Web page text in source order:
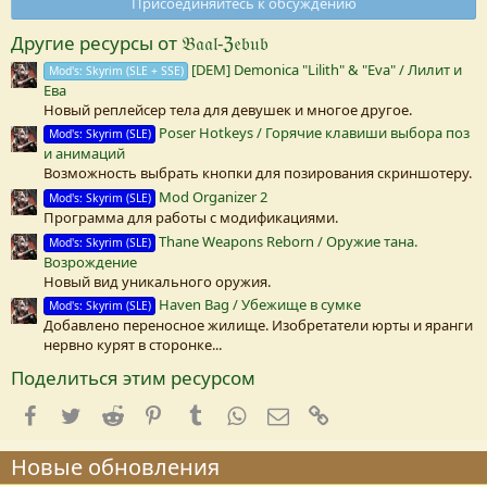
з
в
Другие ресурсы от 𝔅𝔞𝔞𝔩-ℨ𝔢𝔟𝔲𝔟
Mod's: Skyrim (SLE + SSE) [DEM] Demonica "Lilith" & "Eva" / Лилит и
Ева
Новый реплейсер тела для девушек и многое другое.
Mod's: Skyrim (SLE) Poser Hotkeys / Горячие клавиши выбора поз
и анимаций
Возможность выбрать кнопки для позирования скриншотеру.
Mod's: Skyrim (SLE) Mod Organizer 2
Программа для работы с модификациями.
Mod's: Skyrim (SLE) Thane Weapons Reborn / Оружие тана.
Возрождение
Новый вид уникального оружия.
Mod's: Skyrim (SLE) Haven Bag / Убежище в сумке
Добавлено переносное жилище. Изобретатели юрты и яранги
нервно курят в сторонке...
Поделиться этим ресурсом
Facebook
TwitterReddit PinterestTumblrWhatsApp
E-mail
Новые обновления